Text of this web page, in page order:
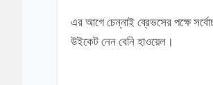
এর আগে চেন্নাই ব্রেভসের পক্ষে
উইকেট নেন বেনি হাওয়েল।